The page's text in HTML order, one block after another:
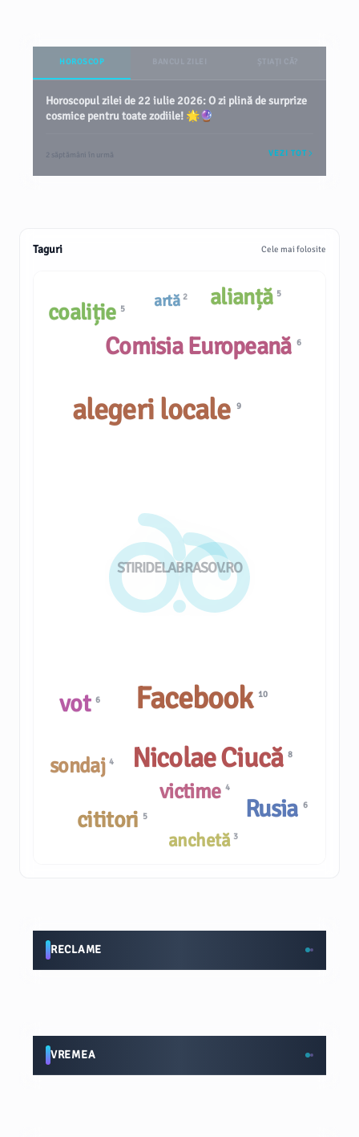
HOROSCOP
Horoscopul zilei de 22 iulie 2026: O zi plină de surprize
cosmice pentru toate zodiile! 🌟🔮
2 săptămâni în urmă VEZI TOT
Taguri Cele mai folosite
STIRIDELABRASOV.RO
sondaj4
victime 4
Comisia Europeană 6
artă 2
Nicolae Ciucă8
alegeri locale 9
Facebook 10
anchetă 3
vot 6
cititori 5
alianță 5
Rusia 6
coaliție 5
RECLAME
VREMEA